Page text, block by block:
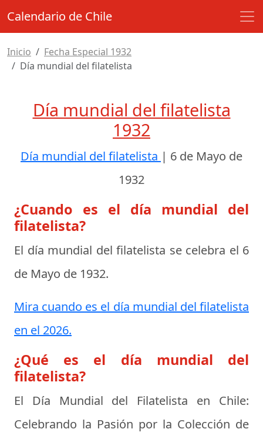
Calendario de Chile
Inicio
Fecha Especial 1932
Día mundial del filatelista
Día mundial del filatelista
1932
Día mundial del filatelista | 6 de Mayo de
1932
¿Cuando es el día mundial del
filatelista?
El día mundial del filatelista se celebra el 6
de Mayo de 1932.
Mira cuando es el día mundial del filatelista
en el 2026.
¿Qué es el día mundial del
filatelista?
El Día Mundial del Filatelista en Chile:
Celebrando la Pasión por la Colección de